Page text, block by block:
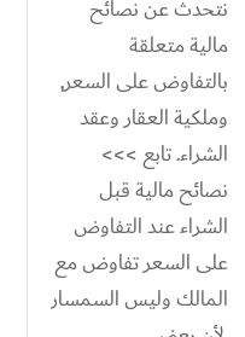
نتحدث عن نصائح
مالية متعلقة
بالتفاوض على السعر,
وملكية العقار وعقد
الشراء. تابع >>>
نصائح مالية قبل
الشراء عند التفاوض
على السعر تفاوض مع
المالك وليس السمسار